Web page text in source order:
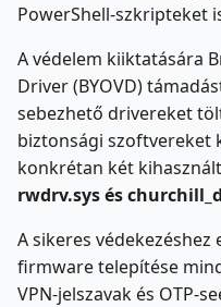
PowerShell-szkripteket
A védelem kiiktatására
Driver (BYOVD)
sebezhető drivereket
biztonsági szoftvereket
konkrétan két
rwdrv.sys és
A sikeres
firmware telepítése
VPN-jelszavak és OTP-